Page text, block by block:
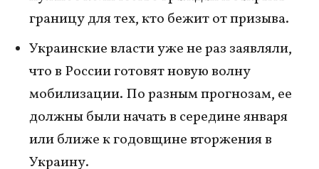
границу для тех, кто бежит от призыва.
Украинские власти уже не раз заявляли,
что в России готовят новую волну
мобилизации. По разным прогнозам, ее
должны были начать в середине января
или ближе к годовщине вторжения в
Украину.